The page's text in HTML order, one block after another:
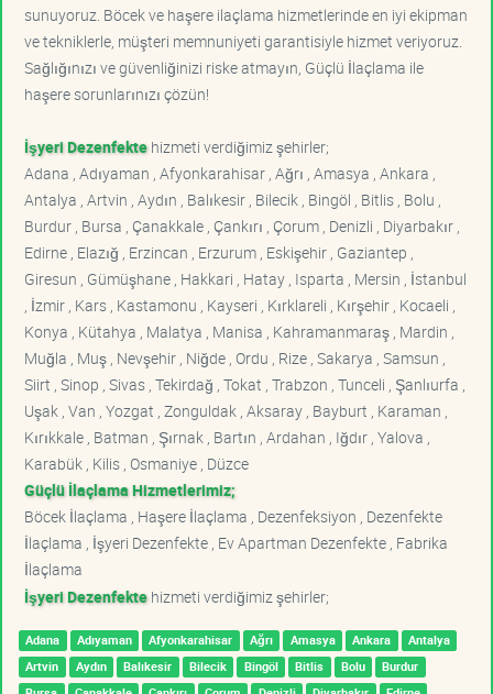
sunuyoruz. Böcek ve haşere ilaçlama hizmetlerinde en iyi ekipman
ve tekniklerle, müşteri memnuniyeti garantisiyle hizmet veriyoruz.
Sağlığınızı ve güvenliğinizi riske atmayın, Güçlü İlaçlama ile
haşere sorunlarınızı çözün!
İşyeri Dezenfektehizmeti verdiğimiz şehirler;
Adana , Adıyaman , Afyonkarahisar , Ağrı , Amasya , Ankara ,
Antalya , Artvin , Aydın , Balıkesir , Bilecik , Bingöl , Bitlis , Bolu ,
Burdur , Bursa , Çanakkale , Çankırı , Çorum , Denizli , Diyarbakır ,
Edirne , Elazığ , Erzincan , Erzurum , Eskişehir , Gaziantep ,
Giresun , Gümüşhane , Hakkari , Hatay , Isparta , Mersin , İstanbul
, İzmir , Kars , Kastamonu , Kayseri , Kırklareli , Kırşehir , Kocaeli ,
Konya , Kütahya , Malatya , Manisa , Kahramanmaraş , Mardin ,
Muğla , Muş , Nevşehir , Niğde , Ordu , Rize , Sakarya , Samsun ,
Siirt , Sinop , Sivas , Tekirdağ , Tokat , Trabzon , Tunceli , Şanlıurfa ,
Uşak , Van , Yozgat , Zonguldak , Aksaray , Bayburt , Karaman ,
Kırıkkale , Batman , Şırnak , Bartın , Ardahan , Iğdır , Yalova ,
Karabük , Kilis , Osmaniye , Düzce
Güçlü İlaçlama Hizmetlerimiz;
Böcek İlaçlama , Haşere İlaçlama , Dezenfeksiyon , Dezenfekte
İlaçlama , İşyeri Dezenfekte , Ev Apartman Dezenfekte , Fabrika
İlaçlama
İşyeri Dezenfektehizmeti verdiğimiz şehirler;
Adana Adıyaman Afyonkarahisar Ağrı Amasya Ankara
Antalya
Artvin
Aydın Balıkesir Bilecik Bingöl Bitlis Bolu
Burdur